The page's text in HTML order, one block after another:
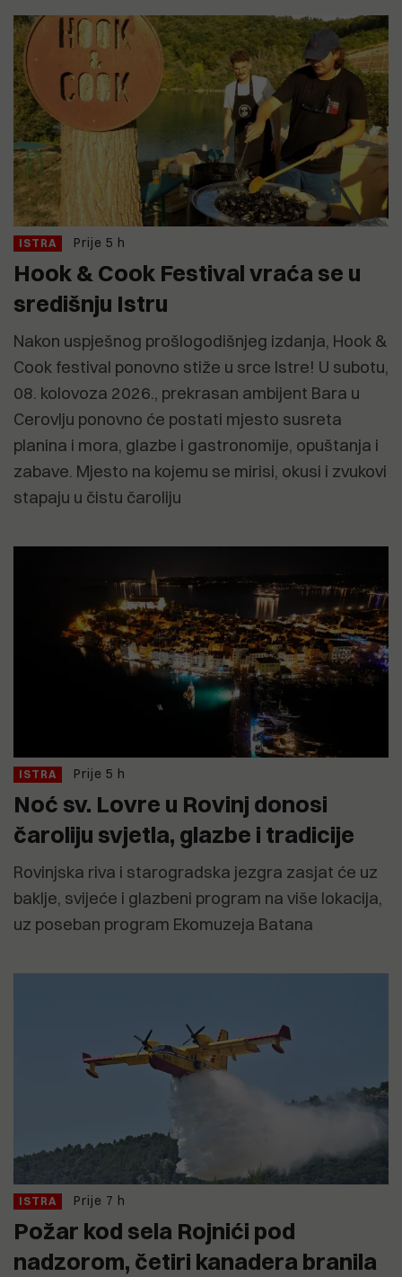
ISTRA Prije 5 h
Hook & Cook Festival vraća se u
središnju Istru
Nakon uspješnog prošlogodišnjeg izdanja, Hook &
Cook festival ponovno stiže u srce Istre! U subotu,
08. kolovoza 2026., prekrasan ambijent Bara u
Cerovlju ponovno će postati mjesto susreta
planina i mora, glazbe i gastronomije, opuštanja i
zabave. Mjesto na kojemu se mirisi, okusi i zvukovi
stapaju u čistu čaroliju
ISTRA Prije 5 h
Noć sv. Lovre u Rovinj donosi
čaroliju svjetla, glazbe i tradicije
Rovinjska riva i starogradska jezgra zasjat će uz
baklje, svijeće i glazbeni program na više lokacija,
uz poseban program Ekomuzeja Batana
ISTRA Prije 7 h
Požar kod sela Rojnići pod
nadzorom, četiri kanadera branila